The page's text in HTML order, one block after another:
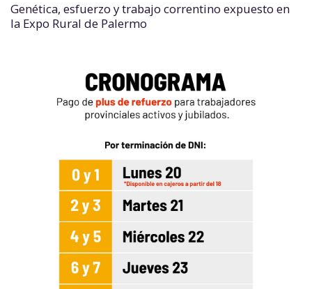
Genética, esfuerzo y trabajo correntino expuesto en
la Expo Rural de Palermo